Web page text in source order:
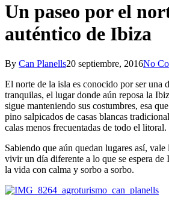
Un paseo por el
auténtico de Ibiza
By Can Planells20 septiembre, 2016No
El norte de la isla es conocido por ser una
tranquilas, el lugar donde aún reposa la
sigue manteniendo sus costumbres, esa
pino salpicados de casas blancas
calas menos frecuentadas de todo el litoral.
Sabiendo que aún quedan lugares así,
vivir un día diferente a lo que se espera de
la vida con calma y sorbo a sorbo.